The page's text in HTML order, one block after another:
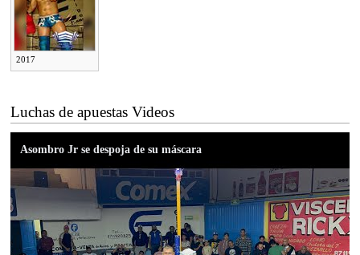
2017
Luchas de apuestas Videos
Asombro Jr se despoja de su máscara